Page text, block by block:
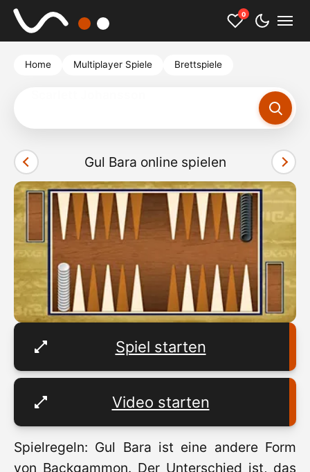
0
Home Multiplayer Spiele Brettspiele
Gul Bara online spielen
Spiel starten
Video starten
Spielregeln: Gul Bara ist eine andere Form
von Backgammon. Der Unterschied ist, das